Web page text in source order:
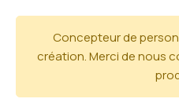
Concepteur de
création. Merci de nous